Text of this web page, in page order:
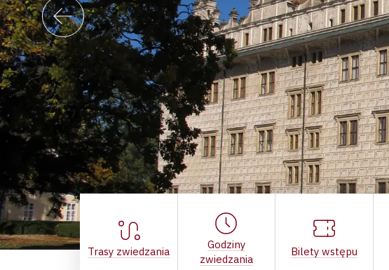
Trasy zwiedzania
Godziny
zwiedzania
Bilety wstępu